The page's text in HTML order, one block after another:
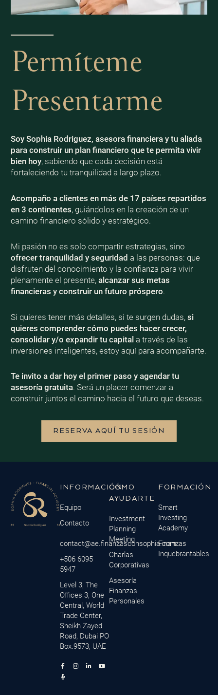
Permíteme
Presentarme
Soy Sophia Rodriguez, asesora financiera y tu aliada
para construir un plan financiero que te permita vivir
bien hoy, sabiendo que cada decisión está
fortaleciendo tu tranquilidad a largo plazo.
Acompaño a clientes en más de 17 países repartidos
en 3 continentes, guiándolos en la creación de un
camino financiero sólido y estratégico.
Mi pasión no es solo compartir estrategias, sino
ofrecer tranquilidad y seguridad a las personas: que
disfruten del conocimiento y la confianza para vivir
plenamente el presente, alcanzar sus metas
financieras y construir un futuro próspero.
Si quieres tener más detalles, si te surgen dudas, si
quieres comprender cómo puedes hacer crecer,
consolidar y/o expandir tu capitala través de las
inversiones inteligentes, estoy aquí para acompañarte.
Te invito a dar hoy el primer paso y agendar tu
asesoría gratuita. Será un placer comenzar a
construir juntos el camino hacia el futuro que deseas.
RESERVA AQUÍ TU SESIÓN
INFORMACIÓN
Equipo
Contacto
contact@ae.finanzasconsophia.com
+506 6095
5947
Level 3, The
Offices 3, One
Central, World
Trade Center,
Sheikh Zayed
Road, Dubai PO
Box.9573, UAE
F
a
c
e
I
n
L
i
Y
o
M
i
c
r
CÓMO
AYUDARTE
Investment
Planning
Meeting
Charlas
Corporativas
Asesoría
Finanzas
Personales
FORMACIÓN
Smart
Investing
Academy
Finanzas
Inquebrantables